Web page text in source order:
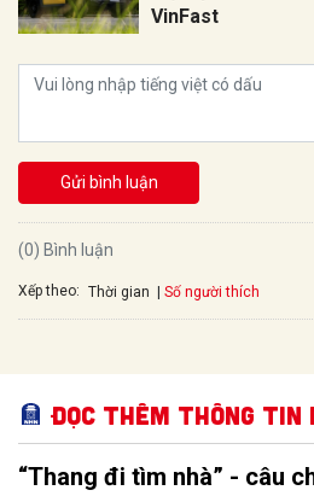
VinFast
Gửi bình luận
(0) Bình luận
Xếp theo: Thời gian Số người thích
Đọc thêm Thông tin
“Thang đi tìm nhà” - câu